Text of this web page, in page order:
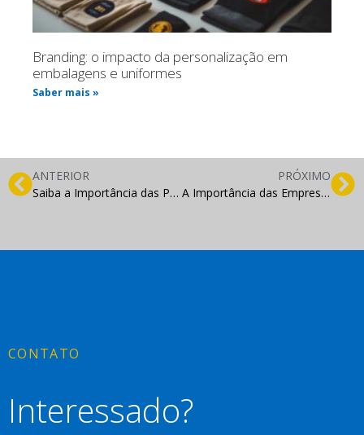
Branding: o impacto da personalização em
embalagens e uniformes
Saber mais »
ANTERIOR
Saiba a Importância das Palavras-Chave para Otimizar o Seu Site
PRÓXIMO
A Importância das Empresas de Software
CONTATO
Interessado?